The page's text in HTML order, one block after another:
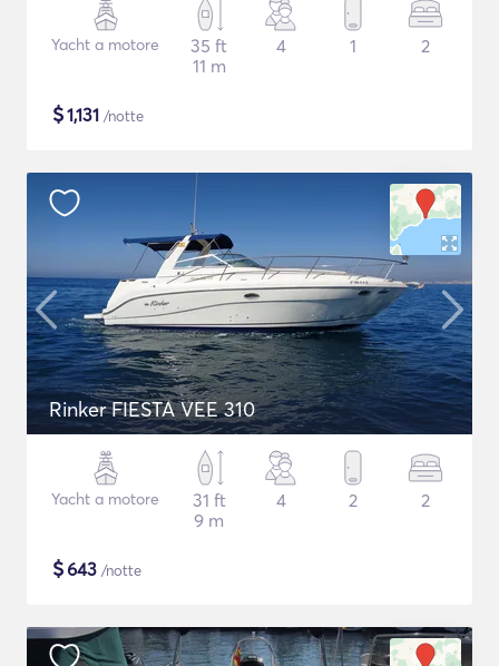
Yacht a motore
35 ft
11 m
4 1 2
$1,131 /notte
Rinker FIESTA VEE 310
Yacht a motore
31 ft
9 m
4 2 2
$643 /notte